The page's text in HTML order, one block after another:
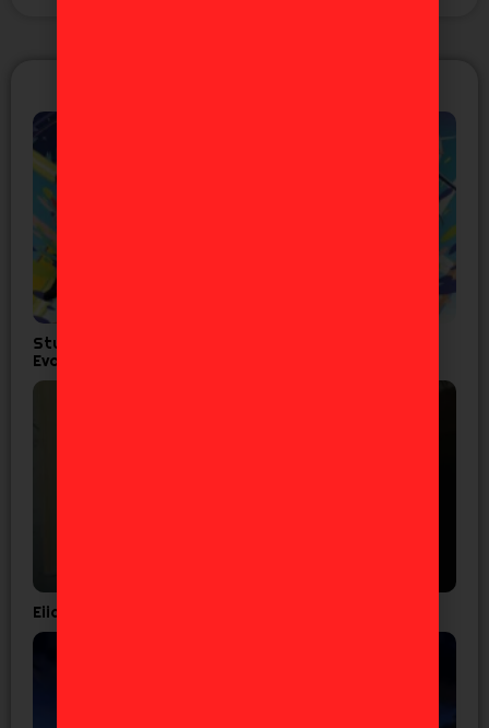
Studio Khara lanza corto por los 30 años de
Evangelion
Eiichiro Oda confirma que el ‘One Piece’ es real